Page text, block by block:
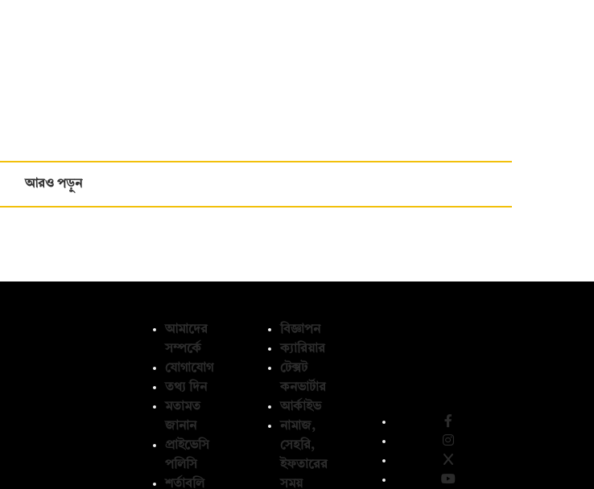
আরও পড়ুন
আমাদের
সম্পর্কে
যোগাযোগ
তথ্য দিন
মতামত
জানান
প্রাইভেসি
পলিসি
শর্তাবলি
বিজ্ঞাপন
ক্যারিয়ার
টেক্সট
কনভার্টার
আর্কাইভ
নামাজ,
সেহরি,
ইফতারের
সময়